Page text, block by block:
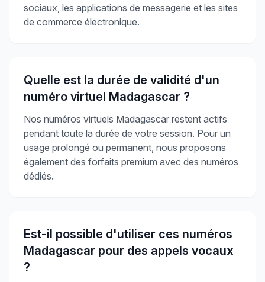
sociaux, les applications de messagerie et les sites
de commerce électronique.
Quelle est la durée de validité d'un
numéro virtuel Madagascar ?
Nos numéros virtuels Madagascar restent actifs
pendant toute la durée de votre session. Pour un
usage prolongé ou permanent, nous proposons
également des forfaits premium avec des numéros
dédiés.
Est-il possible d'utiliser ces numéros
Madagascar pour des appels vocaux
?